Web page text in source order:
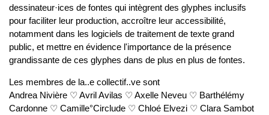
dessinateur·ices de fontes qui intègrent des glyphes inclusifs
pour faciliter leur production, accroître leur accessibilité,
notamment dans les logiciels de traitement de texte grand
public, et mettre en évidence l'importance de la présence
grandissante de ces glyphes dans de plus en plus de fontes.
Les membres de la..e collectif..ve sont
Andrea Nivière ♡ Avril Avilas ♡ Axelle Neveu ♡ Barthélémy
Cardonne ♡ Camille°Circlude ♡ Chloé Elvezi ♡ Clara Sambot